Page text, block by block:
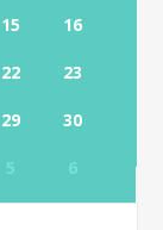
15 16
22 23
29 30
5 6